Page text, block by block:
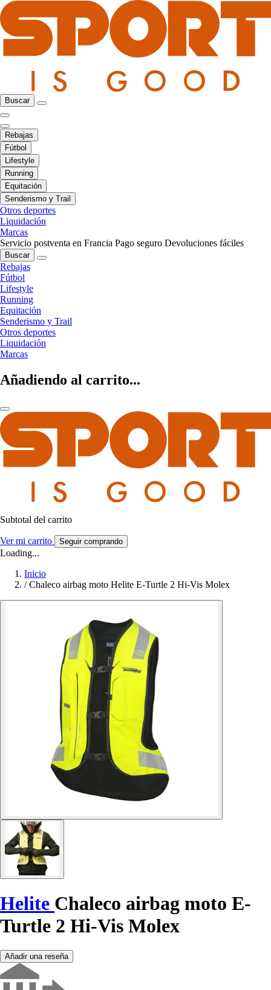
Buscar
Rebajas
Fútbol
Lifestyle
Running
Equitación
Senderismo y Trail
Otros deportes
Liquidación
Marcas
Servicio postventa en Francia Pago seguro Devoluciones fáciles
Buscar
Rebajas
Fútbol
Lifestyle
Running
Equitación
Senderismo y Trail
Otros deportes
Liquidación
Marcas
Añadiendo al carrito...
Subtotal del carrito
Ver mi carrito Seguir comprando
Loading...
Inicio
/ Chaleco airbag moto Helite E-Turtle 2 Hi-Vis Molex
Helite Chaleco airbag moto E-
Turtle 2 Hi-Vis Molex
Añadir una reseña